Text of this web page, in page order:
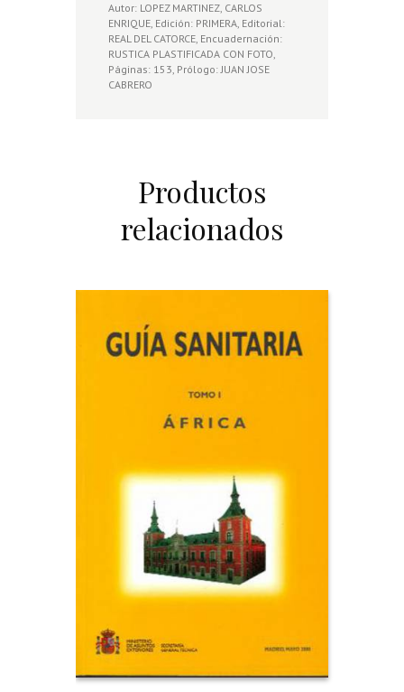
Autor: LOPEZ MARTINEZ, CARLOS
ENRIQUE, Edición: PRIMERA, Editorial:
REAL DEL CATORCE, Encuadernación:
RUSTICA PLASTIFICADA CON FOTO,
Páginas: 153, Prólogo: JUAN JOSE
CABRERO
Productos
relacionados